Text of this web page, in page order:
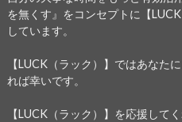
を無くす』をコンセプトに【
しています。
【LUCK（ラック）】ではあなた
れば幸いです。
【LUCK（ラック）】を応援して